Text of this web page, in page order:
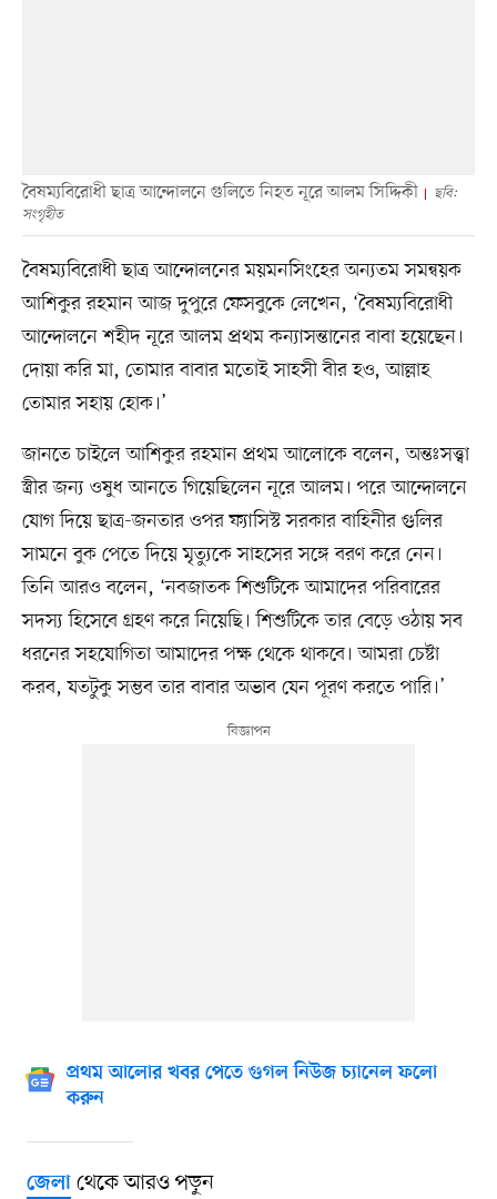
বৈষম্যবিরোধী ছাত্র আন্দোলনে গুলিতে নিহত নূরে আলম সিদ্দিকী
ছবি:
সংগৃহীত
বৈষম্যবিরোধী ছাত্র আন্দোলনের ময়মনসিংহের অন্যতম সমন্বয়ক
আশিকুর রহমান আজ দুপুরে ফেসবুকে লেখেন, ‘বৈষম্যবিরোধী
আন্দোলনে শহীদ নূরে আলম প্রথম কন্যাসন্তানের বাবা হয়েছেন।
দোয়া করি মা, তোমার বাবার মতোই সাহসী বীর হও, আল্লাহ
তোমার সহায় হোক।’
জানতে চাইলে আশিকুর রহমান প্রথম আলোকে বলেন, অন্তঃসত্ত্বা
স্ত্রীর জন্য ওষুধ আনতে গিয়েছিলেন নূরে আলম। পরে আন্দোলনে
যোগ দিয়ে ছাত্র-জনতার ওপর ফ্যাসিস্ট সরকার বাহিনীর গুলির
সামনে বুক পেতে দিয়ে মৃত্যুকে সাহসের সঙ্গে বরণ করে নেন।
তিনি আরও বলেন, ‘নবজাতক শিশুটিকে আমাদের পরিবারের
সদস্য হিসেবে গ্রহণ করে নিয়েছি। শিশুটিকে তার বেড়ে ওঠায় সব
ধরনের সহযোগিতা আমাদের পক্ষ থেকে থাকবে। আমরা চেষ্টা
করব, যতটুকু সম্ভব তার বাবার অভাব যেন পূরণ করতে পারি।’
প্রথম আলোর খবর পেতে গুগল নিউজ চ্যানেল ফলো
করুন
জেলাথেকে আরও পড়ুন